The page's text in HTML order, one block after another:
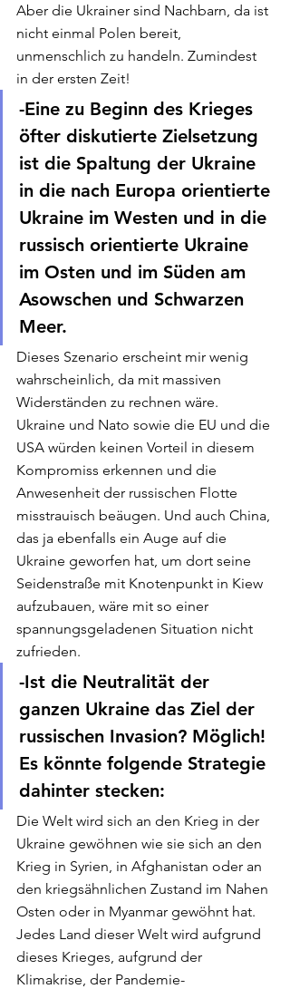
Aber die Ukrainer sind Nachbarn, da ist
nicht einmal Polen bereit,
unmenschlich zu handeln. Zumindest
in der ersten Zeit!
-Eine zu Beginn des Krieges
öfter diskutierte Zielsetzung
ist die Spaltung der Ukraine
in die nach Europa orientierte
Ukraine im Westen und in die
russisch orientierte Ukraine
im Osten und im Süden am
Asowschen und Schwarzen
Meer.
Dieses Szenario erscheint mir wenig
wahrscheinlich, da mit massiven
Widerständen zu rechnen wäre.
Ukraine und Nato sowie die EU und die
USA würden keinen Vorteil in diesem
Kompromiss erkennen und die
Anwesenheit der russischen Flotte
misstrauisch beäugen. Und auch China,
das ja ebenfalls ein Auge auf die
Ukraine geworfen hat, um dort seine
Seidenstraße mit Knotenpunkt in Kiew
aufzubauen, wäre mit so einer
spannungsgeladenen Situation nicht
zufrieden.
-Ist die Neutralität der
ganzen Ukraine das Ziel der
russischen Invasion? Möglich!
Es könnte folgende Strategie
dahinter stecken:
Die Welt wird sich an den Krieg in der
Ukraine gewöhnen wie sie sich an den
Krieg in Syrien, in Afghanistan oder an
den kriegsähnlichen Zustand im Nahen
Osten oder in Myanmar gewöhnt hat.
Jedes Land dieser Welt wird aufgrund
dieses Krieges, aufgrund der
Klimakrise, der Pandemie-